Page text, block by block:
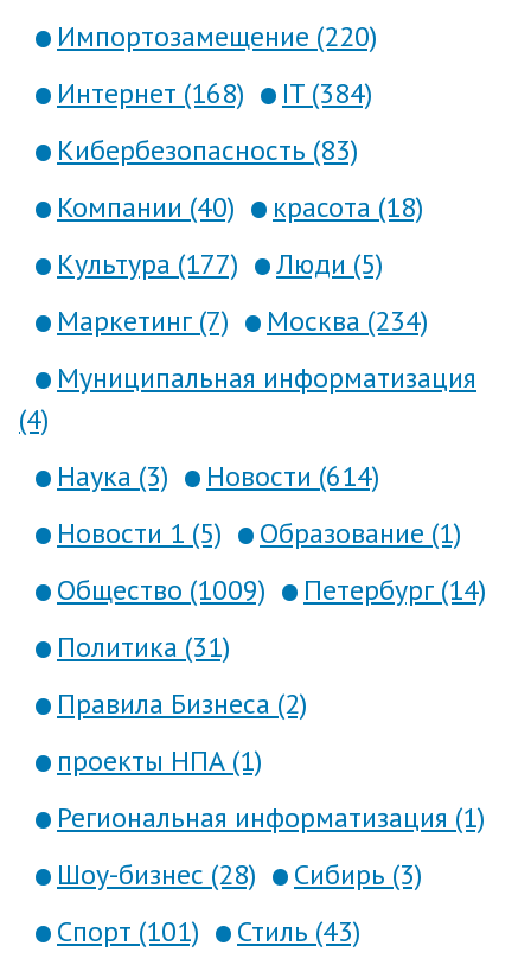
Импортозамещение (220)
Интернет (168)
IT (384)
Кибербезопасность (83)
Компании (40)
красота (18)
Культура (177)
Люди (5)
Маркетинг (7)
Москва (234)
Муниципальная информатизация
(4)
Наука (3)
Новости (614)
Новости 1 (5)
Образование (1)
Общество (1009)
Петербург (14)
Политика (31)
Правила Бизнеса (2)
проекты НПА (1)
Региональная информатизация (1)
Шоу-бизнес (28)
Сибирь (3)
Спорт (101)
Стиль (43)